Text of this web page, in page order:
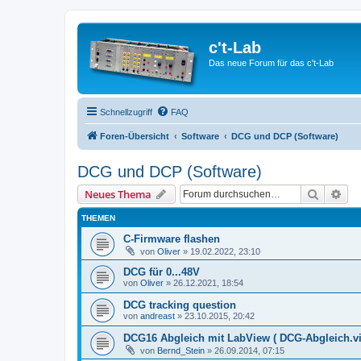
c't-Lab
Das neue Forum für das c't-Lab
Schnellzugriff FAQ
Foren-Übersicht Software DCG und DCP (Software)
DCG und DCP (Software)
Neues Thema Suche
THEMEN
C-Firmware flashen
von Oliver » 19.02.2022, 23:10
DCG für 0...48V
von Oliver » 26.12.2021, 18:54
DCG tracking question
von andreast » 23.10.2015, 20:42
DCG16 Abgleich mit LabView ( DCG-
von Bernd_Stein » 26.09.2014, 07:15